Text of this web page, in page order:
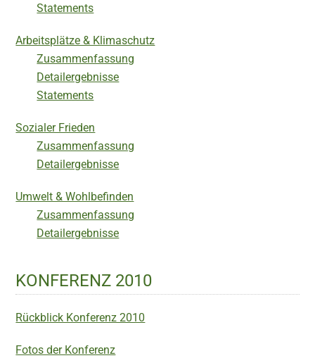
Statements
Arbeitsplätze & Klimaschutz
Zusammenfassung
Detailergebnisse
Statements
Sozialer Frieden
Zusammenfassung
Detailergebnisse
Umwelt & Wohlbefinden
Zusammenfassung
Detailergebnisse
KONFERENZ 2010
Rückblick Konferenz 2010
Fotos der Konferenz